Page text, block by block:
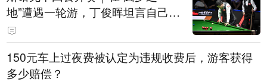
地”遭遇一轮游，丁俊晖坦言自己状
态起伏是常态
150元车上过夜费被认定为违规收费后，游客获得
多少赔偿？